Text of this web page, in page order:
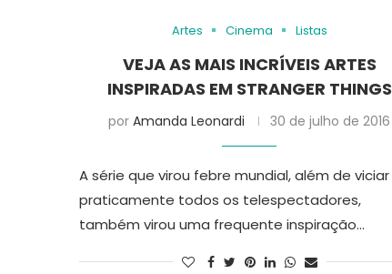
Artes Cinema Listas
VEJA AS MAIS INCRÍVEIS ARTES
INSPIRADAS EM STRANGER THINGS
porAmanda Leonardi 30 de julho de 2016
A série que virou febre mundial, além de viciar
praticamente todos os telespectadores,
também virou uma frequente inspiração…